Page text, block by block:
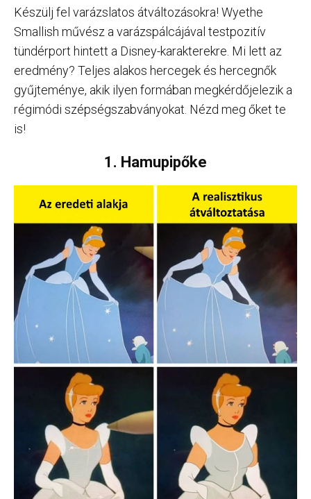
Készülj fel varázslatos átváltozásokra! Wyethe
Smallish művész a varázspálcájával testpozitív
tündérport hintett a Disney-karakterekre. Mi lett az
eredmény? Teljes alakos hercegek és hercegnők
gyűjteménye, akik ilyen formában megkérdőjelezik a
régimódi szépségszabványokat. Nézd meg őket te
is!
1. Hamupipőke